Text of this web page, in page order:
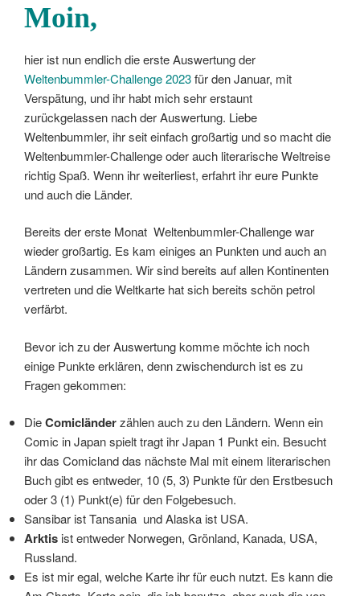
Moin,
hier ist nun endlich die erste Auswertung der
Weltenbummler-Challenge 2023für den Januar, mit
Verspätung, und ihr habt mich sehr erstaunt
zurückgelassen nach der Auswertung. Liebe
Weltenbummler, ihr seit einfach großartig und so macht die
Weltenbummler-Challenge oder auch literarische Weltreise
richtig Spaß. Wenn ihr weiterliest, erfahrt ihr eure Punkte
und auch die Länder.
Bereits der erste Monat Weltenbummler-Challenge war
wieder großartig. Es kam einiges an Punkten und auch an
Ländern zusammen. Wir sind bereits auf allen Kontinenten
vertreten und die Weltkarte hat sich bereits schön petrol
verfärbt.
Bevor ich zu der Auswertung komme möchte ich noch
einige Punkte erklären, denn zwischendurch ist es zu
Fragen gekommen:
DieComicländerzählen auch zu den Ländern. Wenn ein
Comic in Japan spielt tragt ihr Japan 1 Punkt ein. Besucht
ihr das Comicland das nächste Mal mit einem literarischen
Buch gibt es entweder, 10 (5, 3) Punkte für den Erstbesuch
oder 3 (1) Punkt(e) für den Folgebesuch.
Sansibar ist Tansania und Alaska ist USA.
Arktis ist entweder Norwegen, Grönland, Kanada, USA,
Russland.
Es ist mir egal, welche Karte ihr für euch nutzt. Es kann die